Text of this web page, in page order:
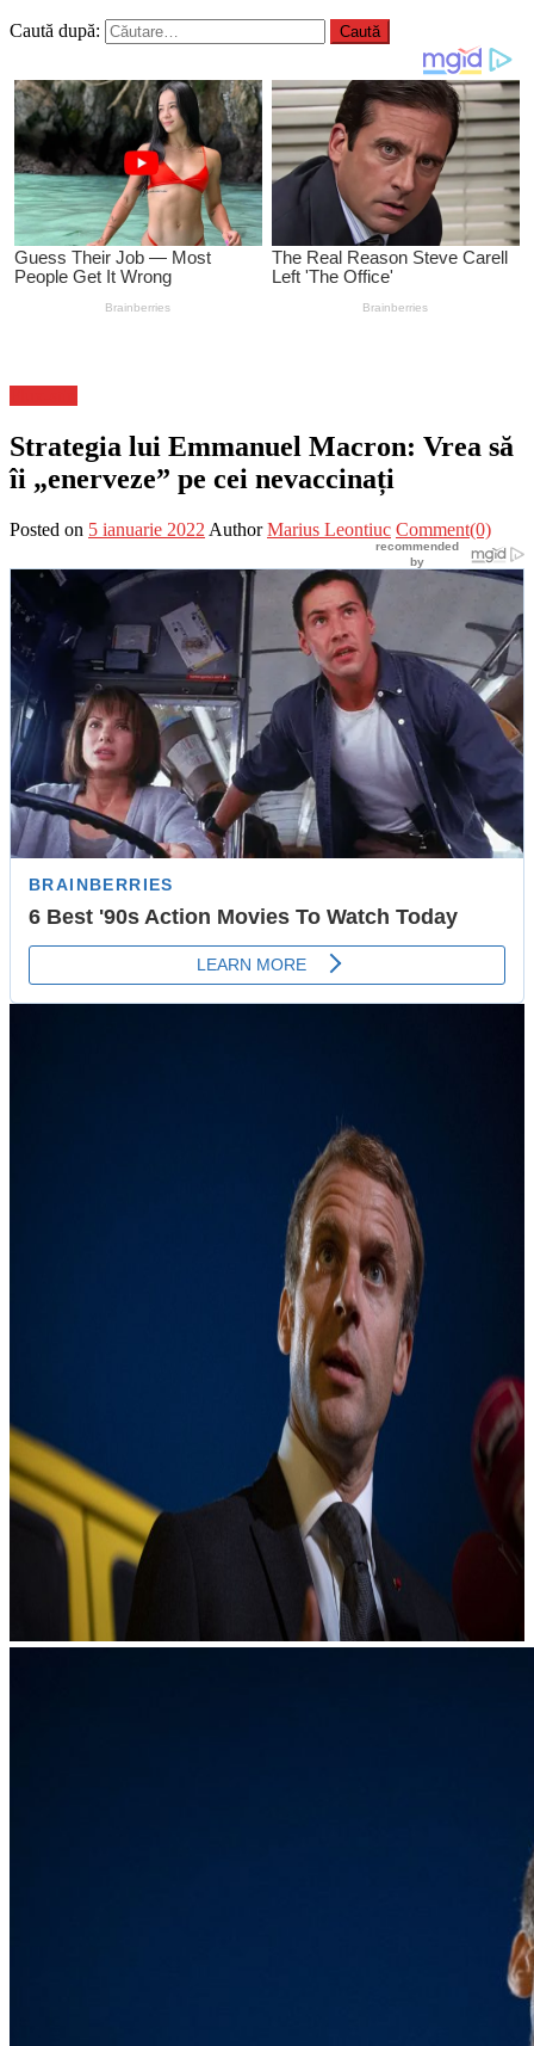
Caută după:
Strategia lui Emmanuel Macron: Vrea să
îi „enerveze” pe cei nevaccinați
Posted on 5 ianuarie 2022 Author Marius Leontiuc Comment(0)